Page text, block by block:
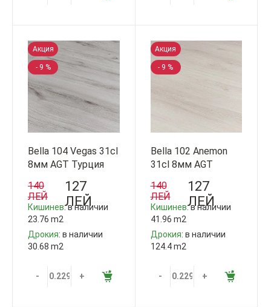
Акция
- 9 %
Bella 104 Vegas 31cl
8мм AGT Турция
127
ЛЕЙ
140
ЛЕЙ
Кишинев: в наличии
23.76 m2
Дрокия: в наличии
30.68 m2
- +
Акция
- 9 %
Bella 102 Anemon
31cl 8мм AGT
127
ЛЕЙ
140
ЛЕЙ
Кишинев: в наличии
41.96 m2
Дрокия: в наличии
124.4 m2
- +